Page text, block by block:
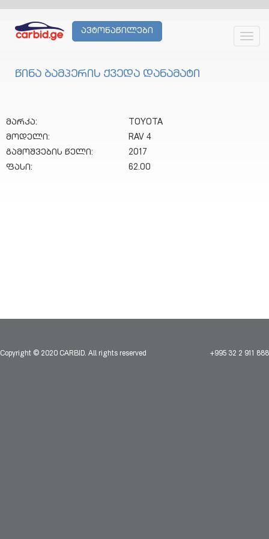
ავტონაწილები
წინა ბამპერის ქვედა დანამატი
მარკა:
TOYOTA
მოდელი:
RAV 4
გამოშვების წელი:
2017
ფასი:
62.00
Copyright © 2020 CARBID. All rights reserved +995 32 2 911 888